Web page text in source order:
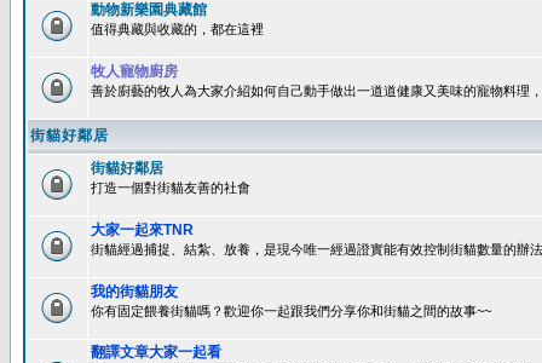
動物新樂園典藏館
值得典藏與收藏的，都在這裡
牧人寵物廚房
善於廚藝的牧人為大家介紹如何自己動手做出一道道健康又美味的寵物料理
街貓好鄰居
街貓好鄰居
打造一個對街貓友善的社會
大家一起來TNR
街貓經過捕捉、結紮、放養，是現今唯一經過證實能有效控制街貓數量的辦
我的街貓朋友
你有固定餵養街貓嗎？歡迎你一起跟我們分享你和街貓之間的故事~~
翻譯文章大家一起看